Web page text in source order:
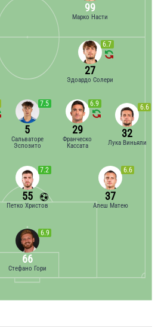
99
Марко Насти
6.9
66
Стефано Гори
7.2
55
Петко Христов
6.6
37
Алеш Матею
7.5
5
Сальваторе
Эспозито
6.9
29
Франческо
Кассата
6.6
32
Лука Виньяли
6.7
27
Эдоардо Солери